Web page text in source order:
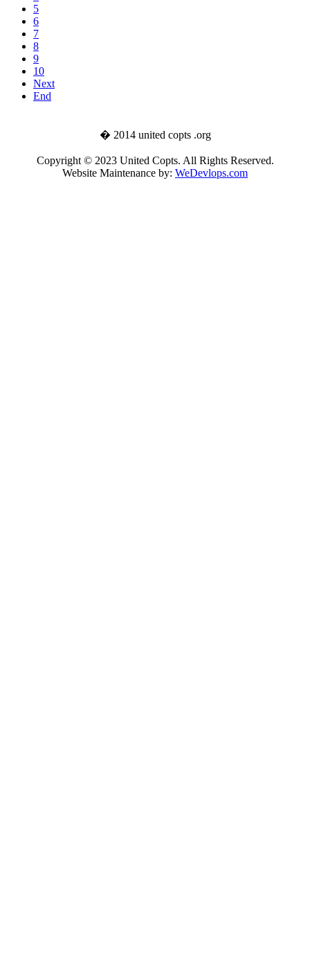
5
6
7
8
9
10
Next
End
� 2014 united copts .org
Copyright © 2023 United Copts. All Rights Reserved.
Website Maintenance by: WeDevlops.com